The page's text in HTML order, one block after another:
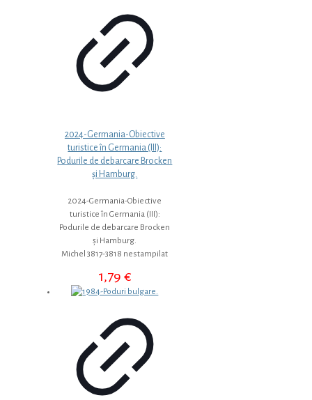
2024-Germania-Obiective
turistice în Germania (III):
Podurile de debarcare Brocken
și Hamburg.
2024-Germania-Obiective
turistice în Germania (III):
Podurile de debarcare Brocken
și Hamburg.
Michel 3817-3818 nestampilat
1,79 €